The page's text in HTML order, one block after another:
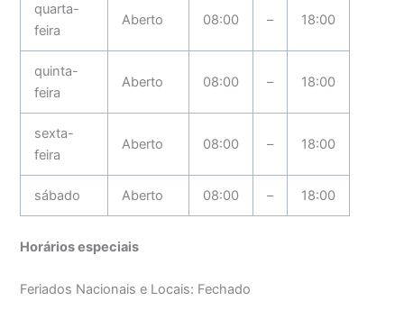
quarta-
feira
Aberto 08:00 – 18:00
quinta-
feira
Aberto 08:00 – 18:00
sexta-
feira
Aberto 08:00 – 18:00
sábado Aberto 08:00 – 18:00
Horários especiais
Feriados Nacionais e Locais: Fechado